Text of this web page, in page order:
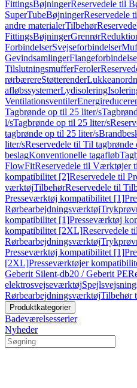
FittingsBøjningerReservedele til
SuperTubeBøjningerReservedele
andre materialerTilbehør
FittingsBøjningerGrenrør
ForbindelserSvejseforbindelser
Gevindsamlinger
TilslutningsmufferFeroler
rørbærereStøtterender
afløbssystemerLydisolering
Ventilationsventiler
Tagbrønde op til 25 liter/s
l/sTagbrønde op til 25 liter/s
tagbrønde op til 25 liter/s
liter/sReservedele til Til
beslagKonventionelle tagafløb
FlowFitReservedele til Værktøjer
kompatibilitet [2]Reservedele til
værktøjTilbehørReservedele til
Presseværktøj kompatibilitet [1]
Rørbearbejdningsværktøj
kompatibilitet [1]Presseværktøj
kompatibilitet [2XL]Reservedele
Rørbearbejdningsværktøj
Presseværktøj kompatibilitet [1]
[2XL]Presseværktøjer
Geberit Silent-db20 / Geberit PE
elektrosvejseværktøj
RørbearbejdningsværktøjTilbehør
Produktkategorier
Badeværelsesserier
Nyheder